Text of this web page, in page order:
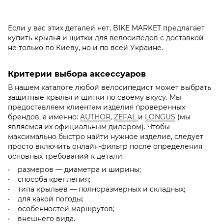
Если у вас этих деталей нет, BIKE MARKET предлагает
купить крылья и щитки для велосипедов с доставкой
не только по Киеву, но и по всей Украине.
Критерии выбора аксессуаров
В нашем каталоге любой велосипедист может выбрать
защитные крылья и щитки по своему вкусу. Мы
предоставляем клиентам изделия проверенных
брендов, а именно: AUTHOR, ZEFAL и LONGUS (мы
являемся их официальным дилером). Чтобы
максимально быстро найти нужное изделие, следует
просто включить онлайн-фильтр после определения
основных требований к детали:
• размеров — диаметра и ширины;
• способа крепления;
• типа крыльев — полноразмерных и складных;
• для какой погоды;
• особенностей маршрутов;
• внешнего вида.